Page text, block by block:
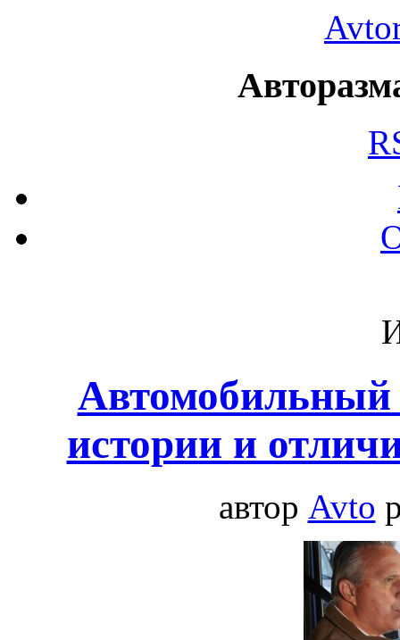
Автомобильный
истории и
автор Avto